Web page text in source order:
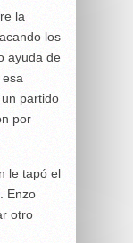
la
los
ayuda de
partido
por
le tapó el
Enzo
otro